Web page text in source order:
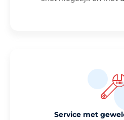
Service met